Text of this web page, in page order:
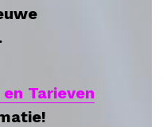
Tarieven